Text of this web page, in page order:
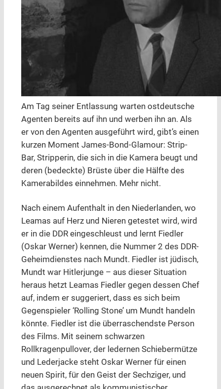
Am Tag seiner Entlassung warten ostdeutsche
Agenten bereits auf ihn und werben ihn an. Als
er von den Agenten ausgeführt wird, gibt’s einen
kurzen Moment James-Bond-Glamour: Strip-
Bar, Stripperin, die sich in die Kamera beugt und
deren (bedeckte) Brüste über die Hälfte des
Kamerabildes einnehmen. Mehr nicht.
Nach einem Aufenthalt in den Niederlanden, wo
Leamas auf Herz und Nieren getestet wird, wird
er in die DDR eingeschleust und lernt Fiedler
(Oskar Werner) kennen, die Nummer 2 des DDR-
Geheimdienstes nach Mundt. Fiedler ist jüdisch,
Mundt war Hitlerjunge – aus dieser Situation
heraus hetzt Leamas Fiedler gegen dessen Chef
auf, indem er suggeriert, dass es sich beim
Gegenspieler ‘Rolling Stone’ um Mundt handeln
könnte. Fiedler ist die überraschendste Person
des Films. Mit seinem schwarzen
Rollkragenpullover, der ledernen Schiebermütze
und Lederjacke steht Oskar Werner für einen
neuen Spirit, für den Geist der Sechziger, und